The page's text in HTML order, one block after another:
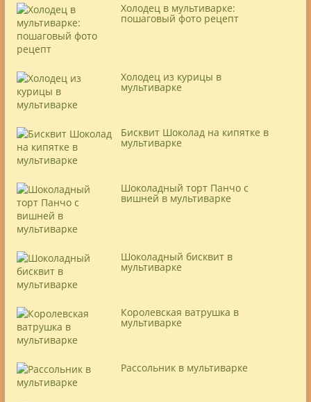
Холодец в мультиварке:
пошаговый фото рецепт
Холодец из курицы в
мультиварке
Бисквит Шоколад на кипятке в
мультиварке
Шоколадный торт Панчо с
вишней в мультиварке
Шоколадный бисквит в
мультиварке
Королевская ватрушка в
мультиварке
Рассольник в мультиварке